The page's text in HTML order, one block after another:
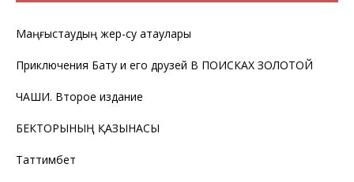
Маңғыстаудың жер-су атаулары
Приключения Бату и его друзей В ПОИСКАХ ЗОЛОТОЙ
ЧАШИ. Второе издание
БЕКТОРЫНЫҢ ҚАЗЫНАСЫ
Таттимбет